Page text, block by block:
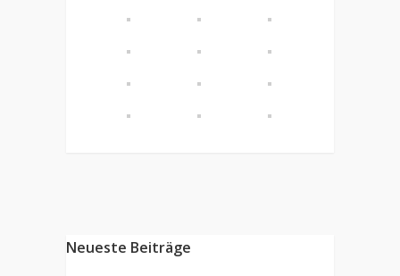
Neueste Beiträge